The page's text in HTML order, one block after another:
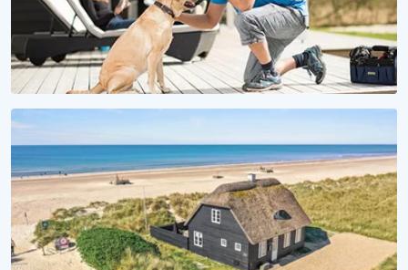
Ferienhäuser für Fellnasen